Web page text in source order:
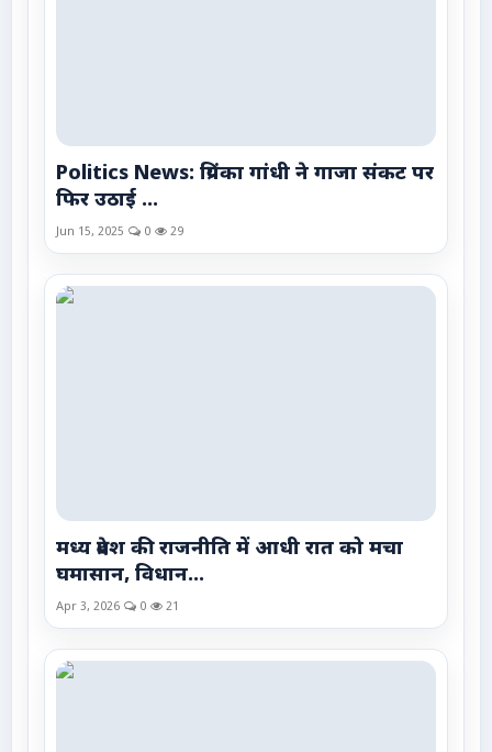
Politics News: प्रियंका गांधी ने गाजा संकट पर
फिर उठाई ...
Jun 15, 2025 0 29
मध्य प्रदेश की राजनीति में आधी रात को मचा
घमासान, विधान...
Apr 3, 2026 0 21